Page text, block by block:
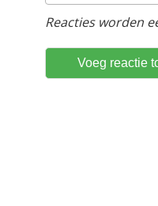
Reacties worden